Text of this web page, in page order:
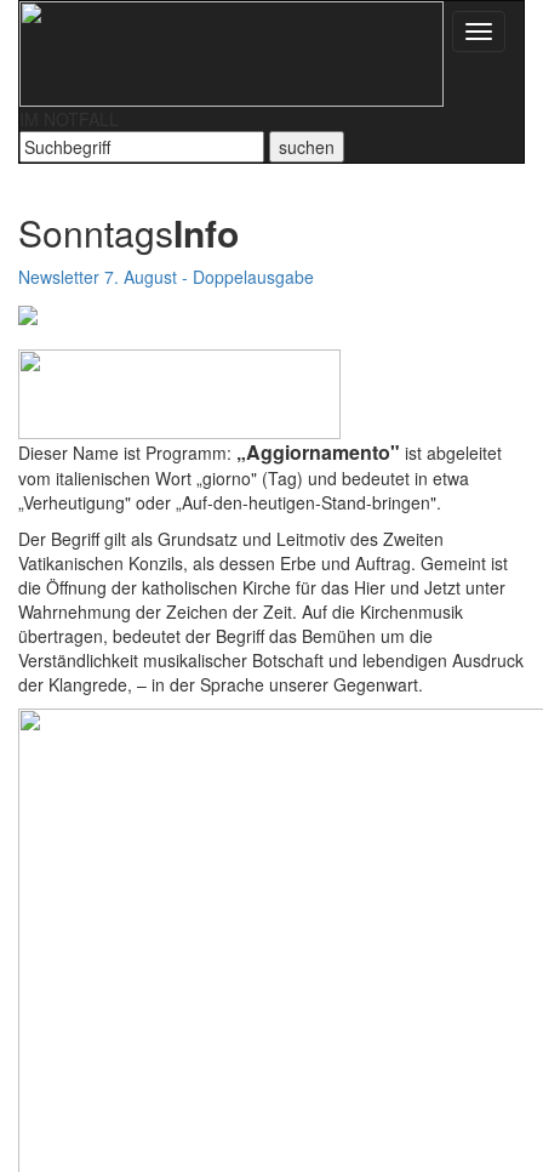
Toggle
SonntagsInfo
Newsletter 7. August - Doppelausgabe
Dieser Name ist Programm: „Aggiornamento" ist abgeleitet
vom italienischen Wort „giorno" (Tag) und bedeutet in etwa
„Verheutigung" oder „Auf-den-heutigen-Stand-bringen".
Der Begriff gilt als Grundsatz und Leitmotiv des Zweiten
Vatikanischen Konzils, als dessen Erbe und Auftrag. Gemeint ist
die Öffnung der katholischen Kirche für das Hier und Jetzt unter
Wahrnehmung der Zeichen der Zeit. Auf die Kirchenmusik
übertragen, bedeutet der Begriff das Bemühen um die
Verständlichkeit musikalischer Botschaft und lebendigen Ausdruck
der Klangrede, – in der Sprache unserer Gegenwart.